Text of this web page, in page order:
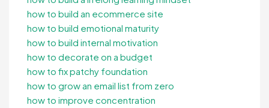
how to build an ecommerce site
how to build emotional maturity
how to build internal motivation
how to decorate on a budget
how to fix patchy foundation
how to grow an email list from zero
how to improve concentration